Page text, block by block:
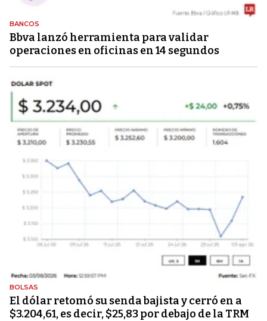
BANCOS
Bbva lanzó herramienta para validar
operaciones en oficinas en 14 segundos
BOLSAS
El dólar retomó su senda bajista y cerró en a
$3.204,61, es decir, $25,83 por debajo de la TRM